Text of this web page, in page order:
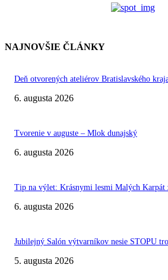
NAJNOVŠIE ČLÁNKY
Deň otvorených ateliérov Bratislavského
6. augusta 2026
Tvorenie v auguste – Mlok dunajský
6. augusta 2026
Tip na výlet: Krásnymi lesmi Malých Karpát
6. augusta 2026
Jubilejný Salón výtvarníkov nesie STOPU
5. augusta 2026